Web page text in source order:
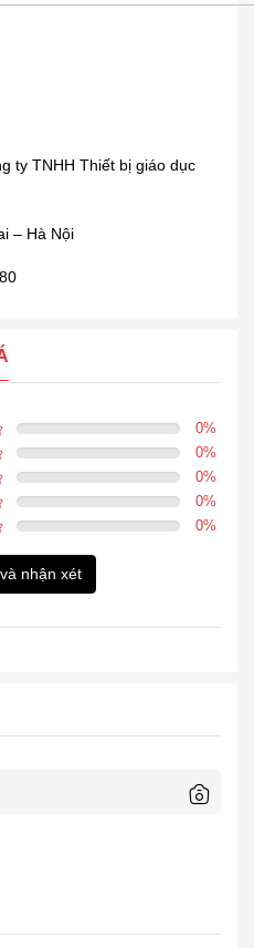
ty TNHH Thiết bị giáo dục
– Hà Nội
0%
0%
0%
0%
0%
nhận xét